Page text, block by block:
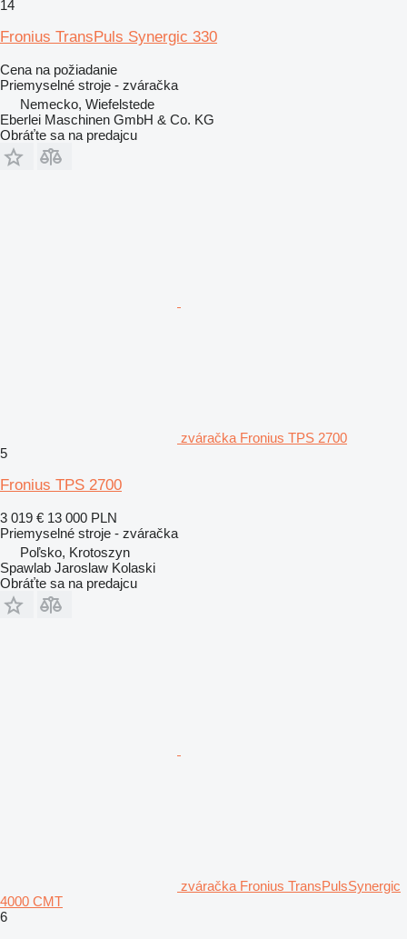
14
Fronius TransPuls Synergic 330
Cena na požiadanie
Priemyselné stroje - zváračka
Nemecko, Wiefelstede
Eberlei Maschinen GmbH & Co. KG
Obráťte sa na predajcu
zváračka Fronius TPS 2700
5
Fronius TPS 2700
3 019 € 13 000 PLN
Priemyselné stroje - zváračka
Poľsko, Krotoszyn
Spawlab Jaroslaw Kolaski
Obráťte sa na predajcu
zváračka Fronius TransPulsSynergic
4000 CMT
6